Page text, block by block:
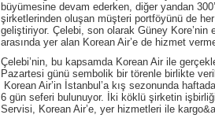
büyümesine devam ederken, diğer yandan
şirketlerinden oluşan müşteri portföyünü de
geliştiriyor. Çelebi, son olarak Güney Kore’nin
arasında yer alan Korean Air’e de hizmet
Çelebi’nin, bu kapsamda Korean Air ile
Pazartesi günü sembolik bir törenle birlikte
Korean Air’in İstanbul’a kış sezonunda
6 gün seferi bulunuyor. İki köklü şirketin
Servisi, Korean Air’e, yer hizmetleri ile